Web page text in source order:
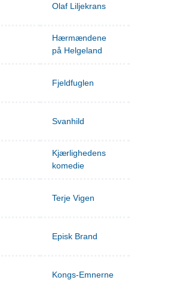
Olaf Liljekrans
Hærmændene
på Helgeland
Fjeldfuglen
Svanhild
Kjærlighedens
komedie
Terje Vigen
Episk Brand
Kongs-Emnerne